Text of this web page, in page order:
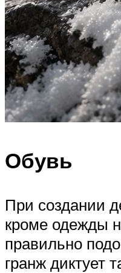
Обувь
При создании
кроме одежды
правильно
гранж диктует